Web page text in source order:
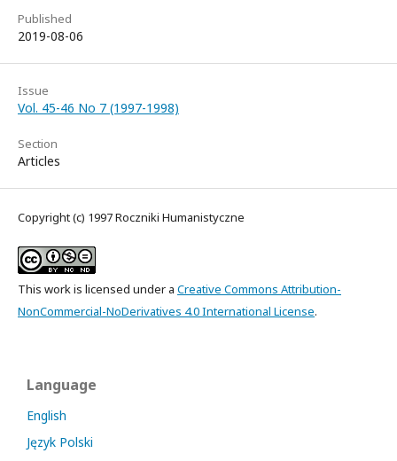
Published
2019-08-06
Issue
Vol. 45-46 No 7 (1997-1998)
Section
Articles
Copyright (c) 1997 Roczniki Humanistyczne
This work is licensed under a Creative Commons Attribution-
NonCommercial-NoDerivatives 4.0 International License.
Language
English
Język Polski